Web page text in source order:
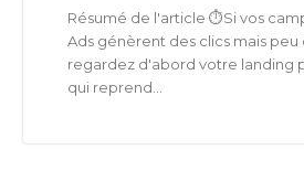
Résumé de l'article ⏱️Si vos
Ads génèrent des clics mais peu
regardez d'abord votre landing
qui reprend...